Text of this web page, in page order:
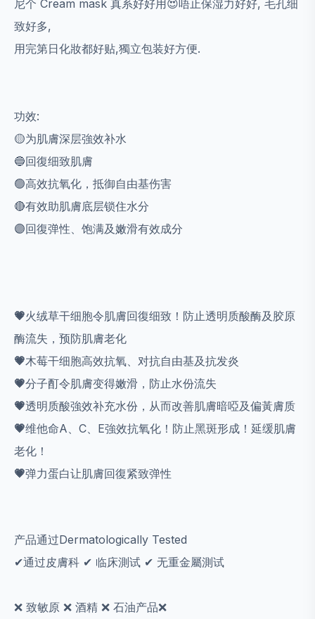
尼个 Cream mask 真系好好用😍唔止保湿力好好, 毛孔细
致好多,
用完第日化妝都好贴,獨立包装好方便.
功效:
🟡为肌膚深层強效补水
🔵回復细致肌膚
🟢高效抗氧化，抵御自由基伤害
🔴有效助肌膚底层锁住水分
🟣回復弹性、饱满及嫩滑有效成分
💗火绒草干细胞令肌膚回復细致！防止透明质酸酶及胶原
酶流失，预防肌膚老化
💗木莓干细胞高效抗氧、对抗自由基及抗发炎
💗分子酊令肌膚变得嫩滑，防止水份流失
💗透明质酸強效补充水份，从而改善肌膚暗啞及偏黃膚质
💗维他命A、C、E強效抗氧化！防止黑斑形成！延缓肌膚
老化！
💗弹力蛋白让肌膚回復紧致弹性
产品通过Dermatologically Tested
✔通过皮膚科 ✔ 临床測试 ✔ 无重金屬測试
❌ 致敏原 ❌ 酒精 ❌ 石油产品❌